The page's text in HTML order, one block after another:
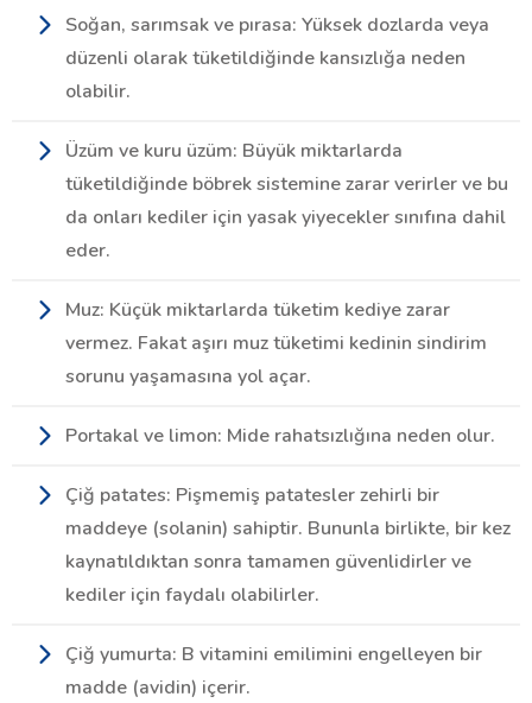
Soğan, sarımsak ve pırasa: Yüksek dozlarda veya
düzenli olarak tüketildiğinde kansızlığa neden
olabilir.
Üzüm ve kuru üzüm: Büyük miktarlarda
tüketildiğinde böbrek sistemine zarar verirler ve bu
da onları kediler için yasak yiyecekler sınıfına dahil
eder.
Muz: Küçük miktarlarda tüketim kediye zarar
vermez. Fakat aşırı muz tüketimi kedinin sindirim
sorunu yaşamasına yol açar.
Portakal ve limon: Mide rahatsızlığına neden olur.
Çiğ patates: Pişmemiş patatesler zehirli bir
maddeye (solanin) sahiptir. Bununla birlikte, bir kez
kaynatıldıktan sonra tamamen güvenlidirler ve
kediler için faydalı olabilirler.
Çiğ yumurta: B vitamini emilimini engelleyen bir
madde (avidin) içerir.